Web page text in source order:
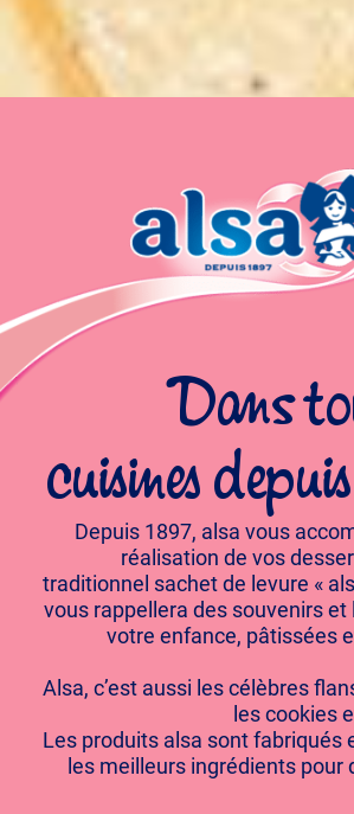
Dans
cuisines
Depuis 1897, alsa vous
réalisation de vos
traditionnel sachet de levure «
vous rappellera des souvenirs et
votre enfance, pâtissées
Alsa, c’est aussi les célèbres
les cookies
Les produits alsa sont fabriqués
les meilleurs ingrédients pour